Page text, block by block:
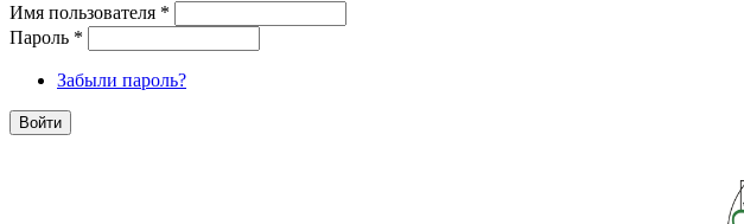
Имя пользователя *
Пароль *
Забыли пароль?